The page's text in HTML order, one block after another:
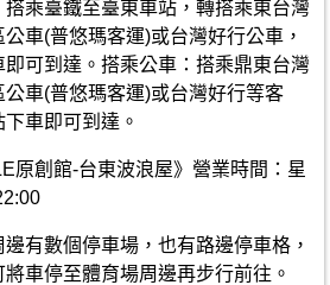
乘臺鐵至臺東車站，轉搭乘東台灣
車(普悠瑪客運)或台灣好行公車，
可到達。搭乘公車：搭乘鼎東台灣
車(普悠瑪客運)或台灣好行等客
車即可到達。
原創館-台東波浪屋》營業時間：星
有數個停車場，也有路邊停車格，
車停至體育場周邊再步行前往。